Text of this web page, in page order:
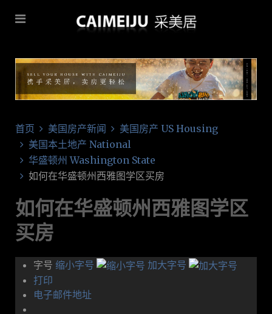
首页 美国房产新闻
美国房产 US Housing
美国本土地产 National
华盛顿州 Washington State
如何在华盛顿州西雅图学区买房
如何在华盛顿州西雅图学区
买房
字号 缩小字号
加大字号
打印
电子邮件地址